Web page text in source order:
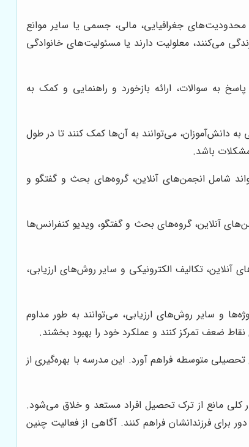
جغرافیایی، مالی، جسمی یا سایر موانع
می‌کنند، معلولیت دارند یا مسئولیت‌های خانوادگی
به سوالات، ارائه بازخورد و راهنمایی و کمک به
دانش‌آموزان، می‌توانند به آن‌ها کمک کنند تا در طول
باشد.
شامل انجمن‌های آنلاین، گروه‌های بحث و گفتگو و
آنلاین، گروه‌های بحث و گفتگو، ویدیو کنفرانس‌ها
آنلاین، تکالیف الکترونیکی و سایر روش‌های ارزیابی،
و سایر روش‌های ارزیابی، می‌توانند به طور مداوم
ضعف تمرکز کنند و عملکرد خود را بهبود بخشند.
متوسطه فراهم آورد. این مدرسه با بهره‌گیری از
کلی مانع از ترک تحصیل افراد مستعد و خلاق می‌شود.
برای فرزندانشان فراهم کنند. آگاهی از فعالیت چنین